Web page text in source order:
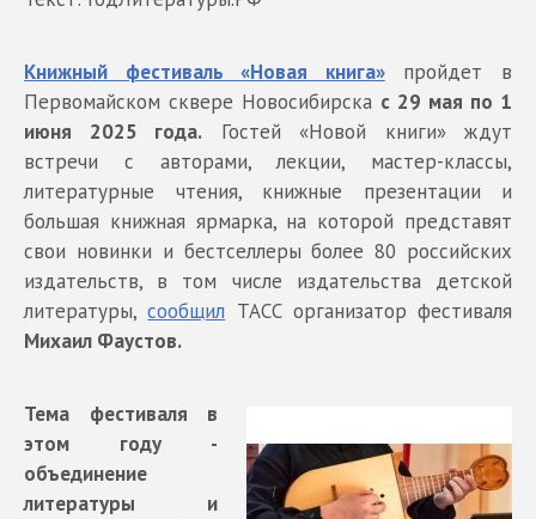
Книжный фестиваль «Новая книга»пройдет в
Первомайском сквере Новосибирска с 29 мая по 1
июня 2025 года. Гостей «Новой книги» ждут
встречи с авторами, лекции, мастер-классы,
литературные чтения, книжные презентации и
большая книжная ярмарка, на которой представят
свои новинки и бестселлеры более 80 российских
издательств, в том числе издательства детской
литературы,сообщил ТАСС организатор фестиваля
Михаил Фаустов.
Тема фестиваля в
этом году -
объединение
литературы и